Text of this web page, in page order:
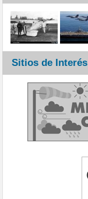
Sitios de Interés